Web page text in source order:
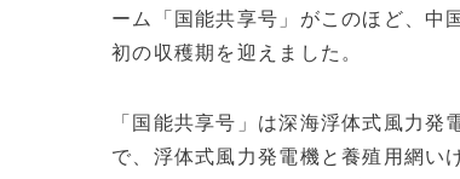
ーム「国能共享号」がこのほど、中
初の収穫期を迎えました。
「国能共享号」は深海浮体式風力
で、浮体式風力発電機と養殖用網い